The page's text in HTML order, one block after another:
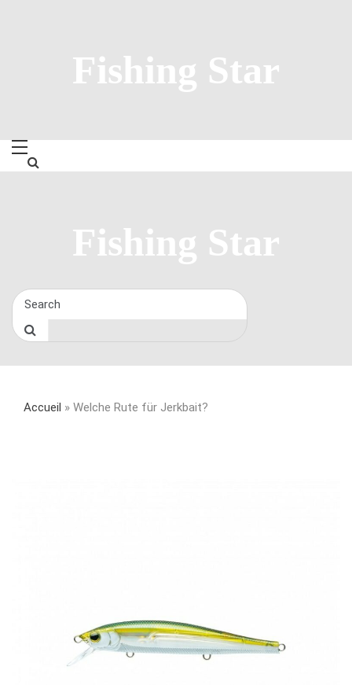
Fishing Star
Fishing Star
Accueil » Welche Rute für Jerkbait?